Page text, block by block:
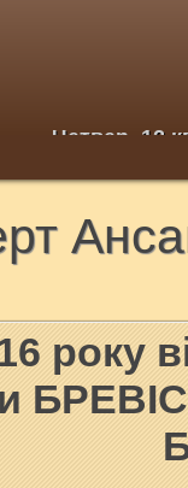
Четвер, 12
року